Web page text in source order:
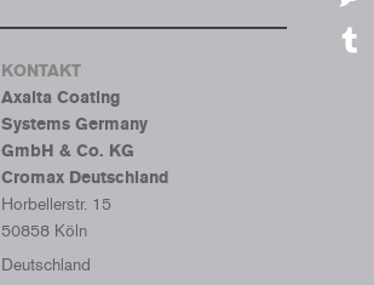
KONTAKT
Axalta Coating
Systems Germany
GmbH & Co. KG
Cromax Deutschland
Horbellerstr. 15
50858 Köln
Deutschland